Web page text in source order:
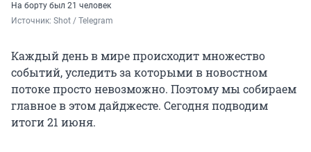
На борту был 21 человек
Источник: Shot / Telegram
Каждый день в мире происходит множество
событий, уследить за которыми в новостном
потоке просто невозможно. Поэтому мы собираем
главное в этом дайджесте. Сегодня подводим
итоги 21 июня.